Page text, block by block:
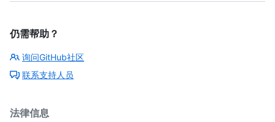
仍需帮助？
询问GitHub社区
联系支持人员
法律信息